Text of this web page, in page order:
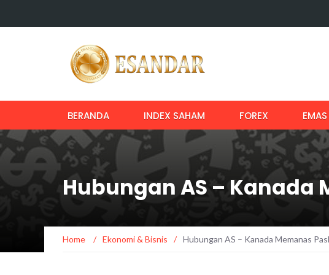
BERANDA INDEX SAHAM FOREX EMAS
Hubungan AS – Kanada
Home / Ekonomi & Bisnis / Hubungan AS – Kanada Memanas